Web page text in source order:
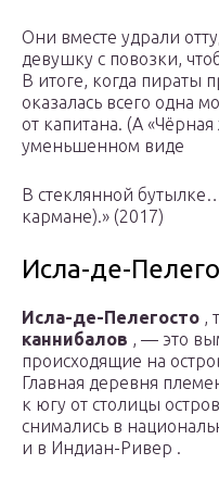
Они вместе удрали
девушку с повозки,
В итоге, когда пираты
оказалась всего одна
от капитана. (А
уменьшенном виде
В стеклянной
кармане).» (2017)
Исла-де-
Исла-де-Пелегосто ,
каннибалов , — это
происходящие на
Главная деревня
к югу от столицы
снимались в
и в Индиан-Ривер .